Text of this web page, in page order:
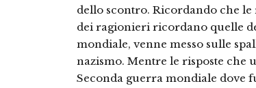
dello scontro. Ricordando che
dei ragionieri ricordano quelle
mondiale, venne messo sulle
nazismo. Mentre le risposte che
Seconda guerra mondiale dove